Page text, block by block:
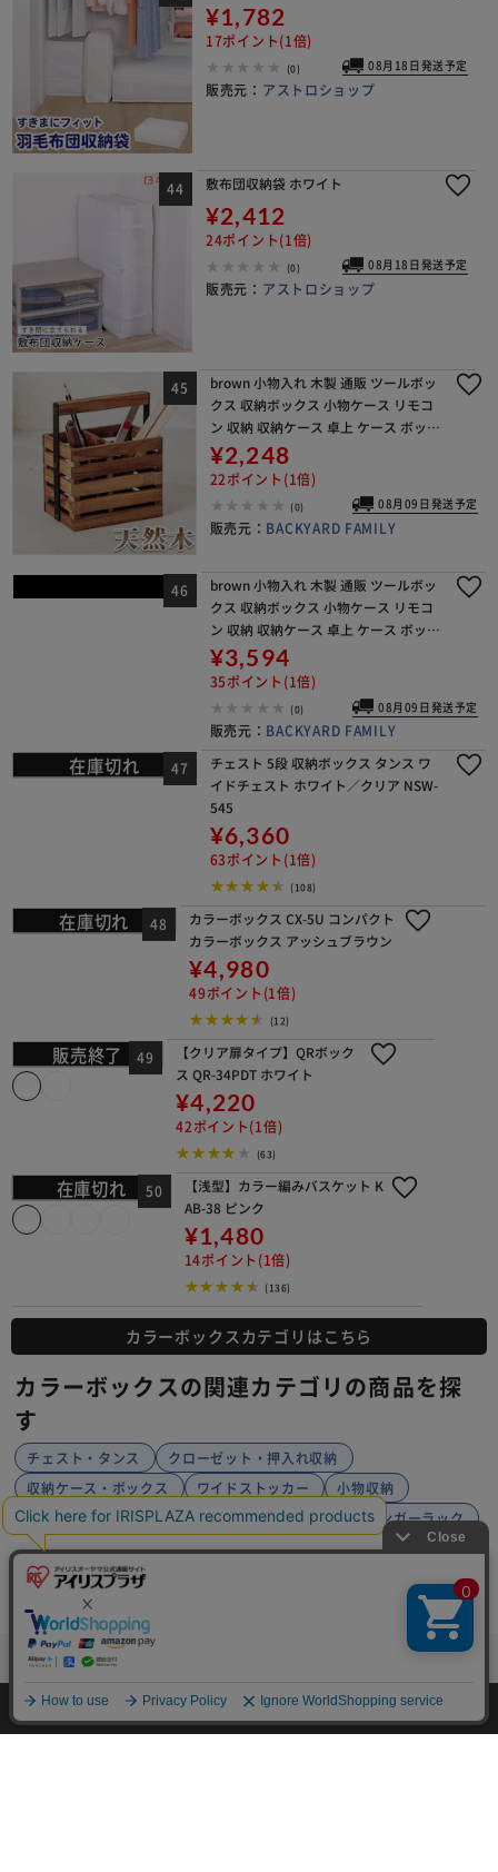
¥1,782
17ポイント(1倍)
(0) 08月18日発送予定
販売元： アストロショップ
敷布団収納袋 ホワイト
¥2,412
24ポイント(1倍)
(0) 08月18日発送予定
販売元： アストロショップ
brown 小物入れ 木製 通販 ツールボッ
クス 収納ボックス 小物ケース リモコ
ン 収納 収納ケース 卓上 ケース ボック
ス 持ち手付き 持ち運び ウッド おしゃ
れ ナチュラル シンプル 整理整頓
¥2,248
22ポイント(1倍)
(0) 08月09日発送予定
販売元： BACKYARD FAMILY
brown 小物入れ 木製 通販 ツールボッ
クス 収納ボックス 小物ケース リモコ
ン 収納 収納ケース 卓上 ケース ボック
ス 持ち手付き 持ち運び ウッド おしゃ
れ ナチュラル シンプル 整理整頓
¥3,594
35ポイント(1倍)
(0) 08月09日発送予定
販売元： BACKYARD FAMILY
チェスト 5段 収納ボックス タンス ワ
イドチェスト ホワイト／クリア NSW-
545
¥6,360
63ポイント(1倍)
(108)
カラーボックス CX-5U コンパクトカ
ラーボックス アッシュブラウン
¥4,980
49ポイント(1倍)
【クリア扉タイプ】QRボックス QR-3
4PDT ホワイト
¥4,220
42ポイント(1倍)
8 ピンク
¥1,480
14ポイント(1倍)
(136)
カラーボックスの関連カテゴリの商品を探
HOME 探す ログイン お気に入り お知らせ